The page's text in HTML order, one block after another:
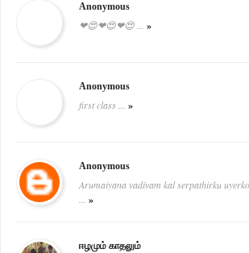
Anonymous
❤😍❤😍❤😍 ... »
Anonymous
first class ... »
Anonymous
Arumaiyana vadivam kal serpathirku
... »
ஈழமும் காதலும்